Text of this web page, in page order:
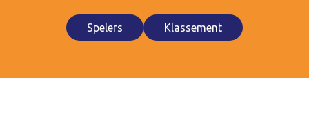
Spelers Klassement